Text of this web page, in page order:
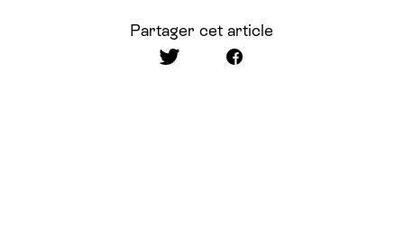
Partager cet article
Partager sur Twitter
Partager sur Facebook